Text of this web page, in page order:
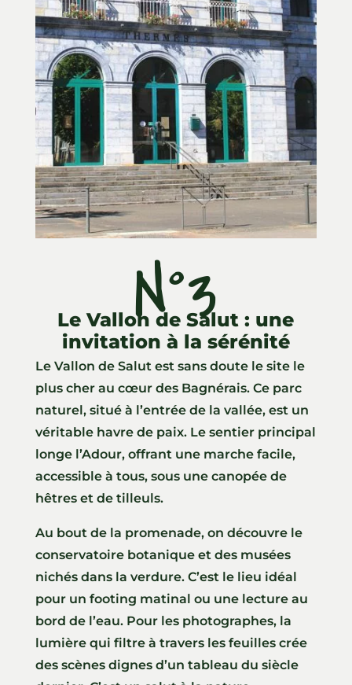
N°3
Le Vallon de Salut : une
invitation à la sérénité
Le Vallon de Salut est sans doute le site le
plus cher au cœur des Bagnérais. Ce parc
naturel, situé à l’entrée de la vallée, est un
véritable havre de paix. Le sentier principal
longe l’Adour, offrant une marche facile,
accessible à tous, sous une canopée de
hêtres et de tilleuls.
Au bout de la promenade, on découvre le
conservatoire botanique et des musées
nichés dans la verdure. C’est le lieu idéal
pour un footing matinal ou une lecture au
bord de l’eau. Pour les photographes, la
lumière qui filtre à travers les feuilles crée
des scènes dignes d’un tableau du siècle